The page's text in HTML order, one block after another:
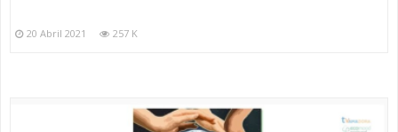
20 Abril 2021 257 K